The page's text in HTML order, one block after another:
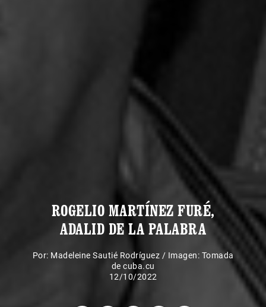
ROGELIO MARTÍNEZ FURÉ,
ADALID DE LA PALABRA
Por: Madeleine Sautié Rodríguez / Imagen: Tomada
de cuba.cu
12/10/2022